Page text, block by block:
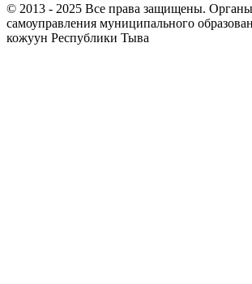
© 2013 - 2025 Все права защищены.
самоуправления муниципального
кожуун Республики Тыва